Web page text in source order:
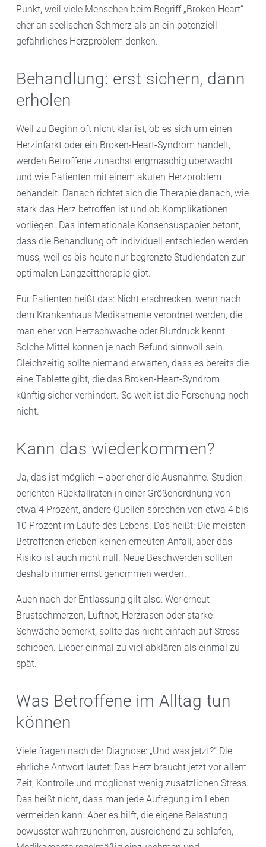
Punkt, weil viele Menschen beim Begriff „Broken Heart“
eher an seelischen Schmerz als an ein potenziell
gefährliches Herzproblem denken.
Behandlung: erst sichern, dann
erholen
Weil zu Beginn oft nicht klar ist, ob es sich um einen
Herzinfarkt oder ein Broken-Heart-Syndrom handelt,
werden Betroffene zunächst engmaschig überwacht
und wie Patienten mit einem akuten Herzproblem
behandelt. Danach richtet sich die Therapie danach, wie
stark das Herz betroffen ist und ob Komplikationen
vorliegen. Das internationale Konsensuspapier betont,
dass die Behandlung oft individuell entschieden werden
muss, weil es bis heute nur begrenzte Studiendaten zur
optimalen Langzeittherapie gibt.
Für Patienten heißt das: Nicht erschrecken, wenn nach
dem Krankenhaus Medikamente verordnet werden, die
man eher von Herzschwäche oder Blutdruck kennt.
Solche Mittel können je nach Befund sinnvoll sein.
Gleichzeitig sollte niemand erwarten, dass es bereits die
eine Tablette gibt, die das Broken-Heart-Syndrom
künftig sicher verhindert. So weit ist die Forschung noch
nicht.
Kann das wiederkommen?
Ja, das ist möglich – aber eher die Ausnahme. Studien
berichten Rückfallraten in einer Größenordnung von
etwa 4 Prozent, andere Quellen sprechen von etwa 4 bis
10 Prozent im Laufe des Lebens. Das heißt: Die meisten
Betroffenen erleben keinen erneuten Anfall, aber das
Risiko ist auch nicht null. Neue Beschwerden sollten
deshalb immer ernst genommen werden.
Auch nach der Entlassung gilt also: Wer erneut
Brustschmerzen, Luftnot, Herzrasen oder starke
Schwäche bemerkt, sollte das nicht einfach auf Stress
schieben. Lieber einmal zu viel abklären als einmal zu
spät.
Was Betroffene im Alltag tun
können
Viele fragen nach der Diagnose: „Und was jetzt?“ Die
ehrliche Antwort lautet: Das Herz braucht jetzt vor allem
Zeit, Kontrolle und möglichst wenig zusätzlichen Stress.
Das heißt nicht, dass man jede Aufregung im Leben
vermeiden kann. Aber es hilft, die eigene Belastung
bewusster wahrzunehmen, ausreichend zu schlafen,